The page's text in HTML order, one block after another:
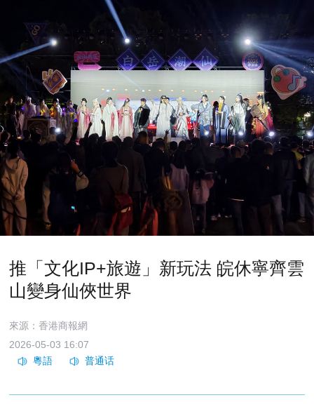
推「文化IP+旅遊」新玩法 皖休寧齊雲
山變身仙俠世界
來源：香港商報網
2026-05-03 16:07